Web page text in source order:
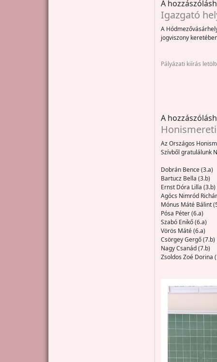
A
Igazgató
A
jogviszony
Pályázati kiírás
A
Az Országos
Szívből gratulálunk
Dobrán Bence
Bartucz Bella (3.b)
Ernst Dóra Lilla
Agócs Nimród
Mónus Máté
Pósa Péter (6.a)
Szabó Enikő (6.a)
Vörös Máté (6.a)
Csörgey Gergő (7.b)
Nagy Csanád (7.b)
Zsoldos Zoé